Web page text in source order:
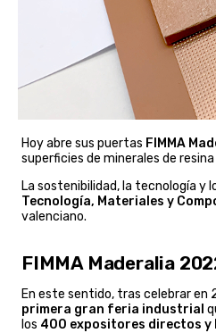
Hoy abre sus puertas FIMMA
superficies de minerales de
La sostenibilidad, la tecnología y
Tecnología, Materiales y
valenciano.
FIMMA Maderalia
En este sentido, tras celebrar en
primera gran feria industrial
los 400 expositores directos y